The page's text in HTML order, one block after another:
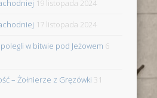
19 listopada 2024
17 listopada 2024
w bitwie pod Jeżowem 6
– Żołnierze z Gręzówki 31